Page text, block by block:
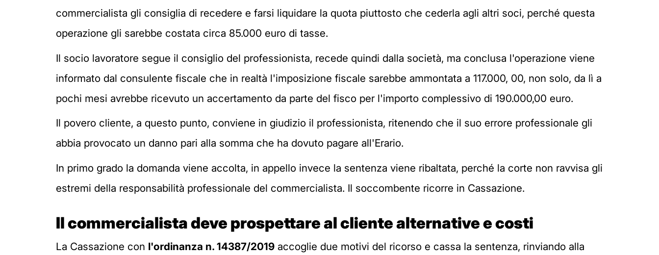
commercialista gli consiglia di recedere e farsi liquidare la quota piuttosto che cederla agli altri soci, perché questa
operazione gli sarebbe costata circa 85.000 euro di tasse.
Il socio lavoratore segue il consiglio del professionista, recede quindi dalla società, ma conclusa l'operazione viene
informato dal consulente fiscale che in realtà l'imposizione fiscale sarebbe ammontata a 117.000, 00, non solo, da lì a
pochi mesi avrebbe ricevuto un accertamento da parte del fisco per l'importo complessivo di 190.000,00 euro.
Il povero cliente, a questo punto, conviene in giudizio il professionista, ritenendo che il suo errore professionale gli
abbia provocato un danno pari alla somma che ha dovuto pagare all'Erario.
In primo grado la domanda viene accolta, in appello invece la sentenza viene ribaltata, perché la corte non ravvisa gli
estremi della responsabilità professionale del commercialista. Il soccombente ricorre in Cassazione.
Il commercialista deve prospettare al cliente alternative e costi
La Cassazione con l'ordinanza n. 14387/2019 accoglie due motivi del ricorso e cassa la sentenza, rinviando alla